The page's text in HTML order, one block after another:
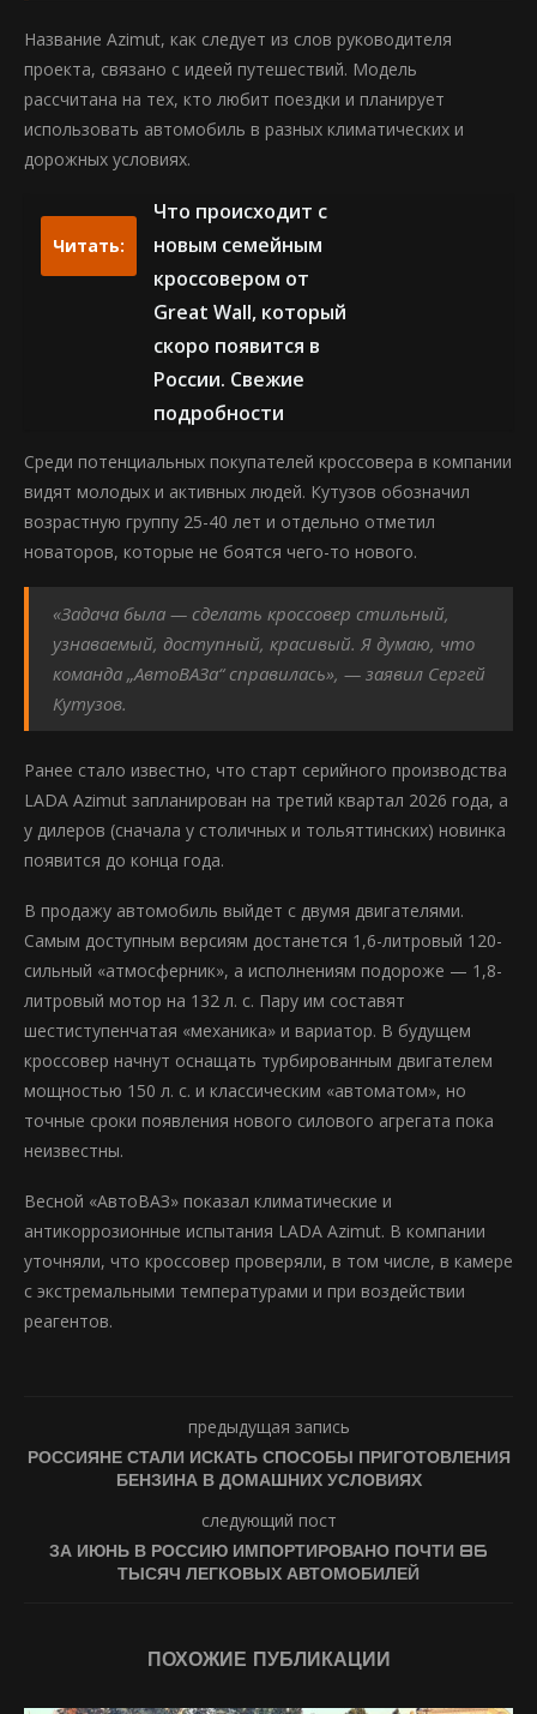
Название Azimut, как следует из слов руководителя
проекта, связано с идеей путешествий. Модель
рассчитана на тех, кто любит поездки и планирует
использовать автомобиль в разных климатических и
дорожных условиях.
Читать:
Что происходит с
новым семейным
кроссовером от
Great Wall, который
скоро появится в
России. Свежие
подробности
Среди потенциальных покупателей кроссовера в компании
видят молодых и активных людей. Кутузов обозначил
возрастную группу 25-40 лет и отдельно отметил
новаторов, которые не боятся чего-то нового.
«Задача была — сделать кроссовер стильный,
узнаваемый, доступный, красивый. Я думаю, что
команда „АвтоВАЗа“ справилась», — заявил Сергей
Кутузов.
Ранее стало известно, что старт серийного производства
LADA Azimut запланирован на третий квартал 2026 года, а
у дилеров (сначала у столичных и тольяттинских) новинка
появится до конца года.
В продажу автомобиль выйдет с двумя двигателями.
Самым доступным версиям достанется 1,6-литровый 120-
сильный «атмосферник», а исполнениям подороже — 1,8-
литровый мотор на 132 л. с. Пару им составят
шестиступенчатая «механика» и вариатор. В будущем
кроссовер начнут оснащать турбированным двигателем
мощностью 150 л. с. и классическим «автоматом», но
точные сроки появления нового силового агрегата пока
неизвестны.
Весной «АвтоВАЗ» показал климатические и
антикоррозионные испытания LADA Azimut. В компании
уточняли, что кроссовер проверяли, в том числе, в камере
с экстремальными температурами и при воздействии
реагентов.
предыдущая запись
РОССИЯНЕ СТАЛИ ИСКАТЬ СПОСОБЫ ПРИГОТОВЛЕНИЯ
БЕНЗИНА В ДОМАШНИХ УСЛОВИЯХ
следующий пост
ЗА ИЮНЬ В РОССИЮ ИМПОРТИРОВАНО ПОЧТИ 86
ТЫСЯЧ ЛЕГКОВЫХ АВТОМОБИЛЕЙ
ПОХОЖИЕ ПУБЛИКАЦИИ